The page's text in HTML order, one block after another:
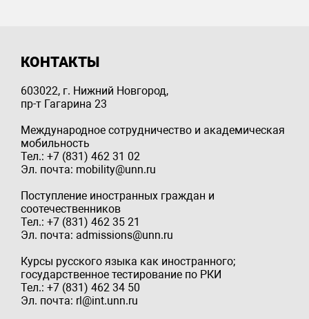
КОНТАКТЫ
603022, г. Нижний Новгород,
пр-т Гагарина 23
Международное сотрудничество и академическая
мобильность
Тел.: +7 (831) 462 31 02
Эл. почта: mobility@unn.ru
Поступление иностранных граждан и
соотечественников
Тел.: +7 (831) 462 35 21
Эл. почта: admissions@unn.ru
Курсы русского языка как иностранного;
государственное тестирование по РКИ
Тел.: +7 (831) 462 34 50
Эл. почта: rl@int.unn.ru